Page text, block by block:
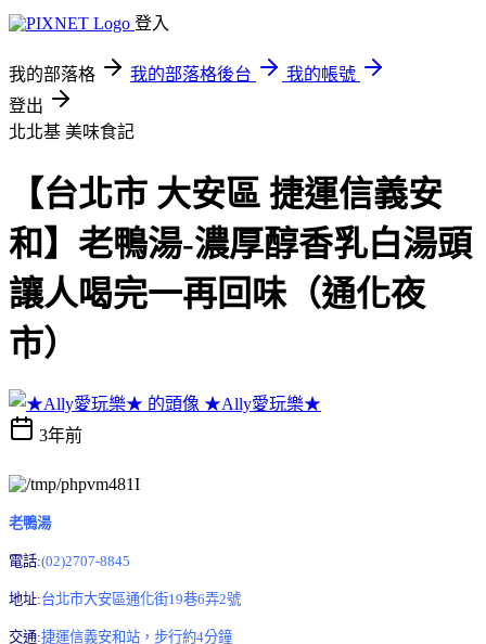
登入
我的部落格 我的部落格後台
我的帳號
登出
北北基 美味食記
【台北市 大安區 捷運信義安
和】老鴨湯-濃厚醇香乳白湯頭
讓人喝完一再回味（通化夜
市）
★Ally愛玩樂★
3年前
老鴨湯
電話:(02)2707-8845
地址:台北市大安區通化街19巷6弄2號
交通:捷運信義安和站，步行約4分鐘